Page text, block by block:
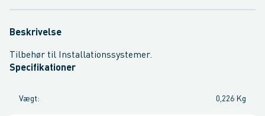
Beskrivelse
Tilbehør til Installationssystemer.
Specifikationer
Vægt: 0,226 Kg